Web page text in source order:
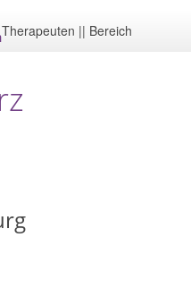
Therapeuten || Bereich